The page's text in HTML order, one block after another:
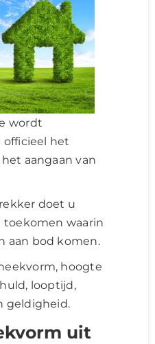
wordt
officieel het
aangaan van
doet u
toekomen waarin
aan bod komen.
hoogte
looptijd,
geldigheid.
uit